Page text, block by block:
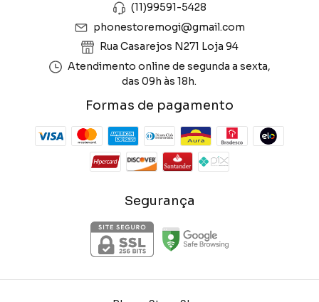
(11)99591-5428
phonestoremogi@gmail.com
Rua Casarejos N271 Loja 94
Atendimento online de segunda a sexta,
das 09h às 18h.
Formas de pagamento
Segurança